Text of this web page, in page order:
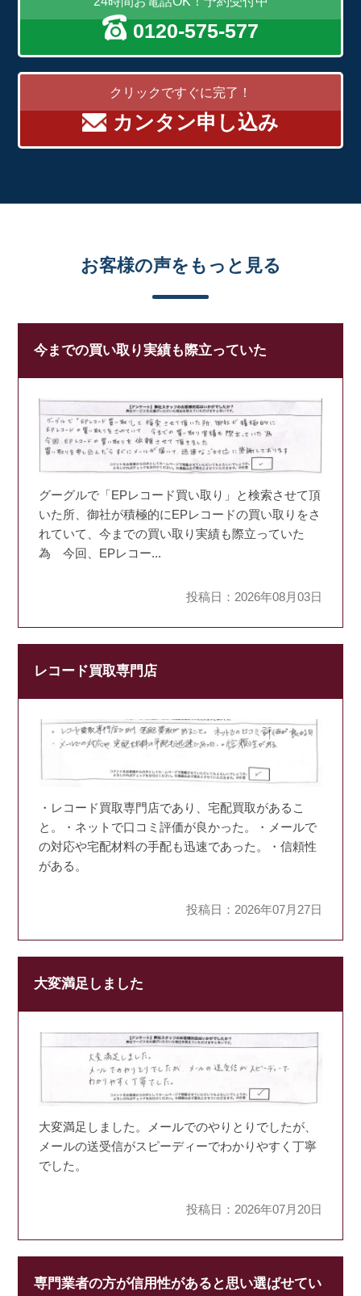
0120-575-577
クリックですぐに完了！
カンタン申し込み
お客様の声をもっと見る
今までの買い取り実績も際立っていた
グーグルで「EPレコード買い取り」と検索させて頂
いた所、御社が積極的にEPレコードの買い取りをさ
れていて、今までの買い取り実績も際立っていた
為 今回、EPレコー...
投稿日：2026年08月03日
レコード買取専門店
・レコード買取専門店であり、宅配買取があるこ
と。・ネットで口コミ評価が良かった。・メールで
の対応や宅配材料の手配も迅速であった。・信頼性
がある。
投稿日：2026年07月27日
大変満足しました
大変満足しました。メールでのやりとりでしたが、
メールの送受信がスピーディーでわかりやすく丁寧
でした。
投稿日：2026年07月20日
専門業者の方が信用性があると思い選ばせてい